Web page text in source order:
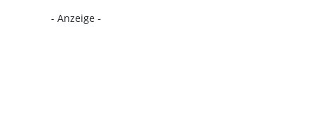
- Anzeige -